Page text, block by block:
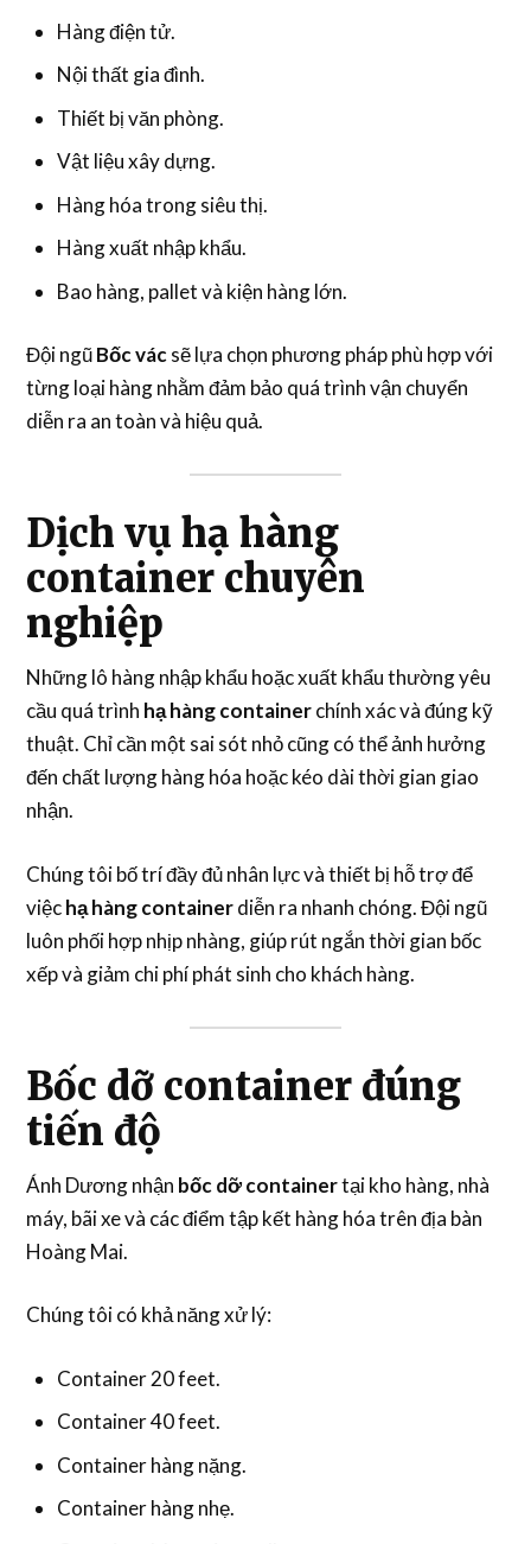
Hàng điện tử.
Nội thất gia đình.
Thiết bị văn phòng.
Vật liệu xây dựng.
Hàng hóa trong siêu thị.
Hàng xuất nhập khẩu.
Bao hàng, pallet và kiện hàng lớn.
Đội ngũBốc vácsẽ lựa chọn phương pháp phù hợp với
từng loại hàng nhằm đảm bảo quá trình vận chuyển
diễn ra an toàn và hiệu quả.
Dịch vụ hạ hàng
container chuyên
nghiệp
Những lô hàng nhập khẩu hoặc xuất khẩu thường yêu
cầu quá trình hạ hàng containerchính xác và đúng kỹ
thuật. Chỉ cần một sai sót nhỏ cũng có thể ảnh hưởng
đến chất lượng hàng hóa hoặc kéo dài thời gian giao
nhận.
Chúng tôi bố trí đầy đủ nhân lực và thiết bị hỗ trợ để
việchạ hàng containerdiễn ra nhanh chóng. Đội ngũ
luôn phối hợp nhịp nhàng, giúp rút ngắn thời gian bốc
xếp và giảm chi phí phát sinh cho khách hàng.
Bốc dỡ container đúng
tiến độ
Ánh Dương nhận bốc dỡ containertại kho hàng, nhà
máy, bãi xe và các điểm tập kết hàng hóa trên địa bàn
Hoàng Mai.
Chúng tôi có khả năng xử lý:
Container 20 feet.
Container 40 feet.
Container hàng nặng.
Container hàng nhẹ.